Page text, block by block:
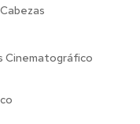
Cinematográfico